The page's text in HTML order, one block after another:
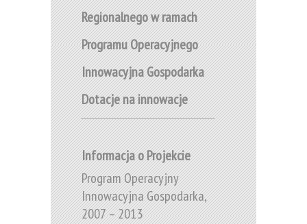
Regionalnego w ramach
Programu Operacyjnego
Innowacyjna Gospodarka
Dotacje na innowacje
Informacja o Projekcie
Program Operacyjny
Innowacyjna Gospodarka,
2007 – 2013